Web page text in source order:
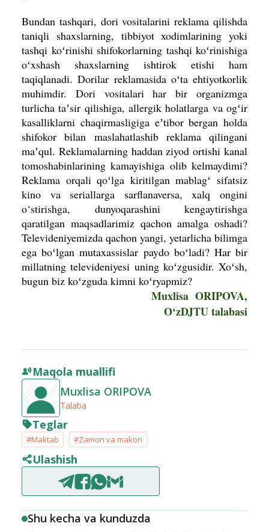
Bundan tashqari, dori vositalarini reklama qilishda
taniqli shaxslar­ning, tibbiyot xodimlarining yoki
tashqi koʻrinishi shifokorlarning tashqi koʻrini­shiga
oʻxshash shaxslarning ishtiroketishi ham
taqiqlanadi. Dorilar rekla­masida oʻta ehtiyotkorlik
muhimdir. Dori vositalari har bir organizmga
turlicha taʼsir qilishiga, allergik holatlarga va ogʻir
kasalliklarni chaqirmasligiga eʼtibor bergan holda
shifokor bilan maslahatlashib reklama qilingani
maʼqul. Reklamalarning haddan ziyod ortishi kanal
tomoshabinlarining kamayishiga olib kelmaydimi?
Reklama orqali qoʻlga kiritilgan mablagʻ sifatsiz
kino va serial­larga sarﬂanaversa, xalq ongini
o‘stirishga, dunyoqarashini kengaytirishga
qaratilgan maqsadlarimiz qachon amalga oshadi?
Televideniyemizda qachon yangi, yetarlicha bilimga
ega boʻlgan mutaxassislar paydo boʻladi? Har bir
millatning televideniyesi uning koʻzgusidir. Xoʻsh,
bugun biz koʻzguda kimni koʻryapmiz?
Muxlisa ORIPOVA,
O‘zDJTU talabasi
Maqola muallifi
Muxlisa ORIPOVA
Talaba
Teglar
#Maktab #Zamon va makon
Ulashish
Shu kecha va kunduzda